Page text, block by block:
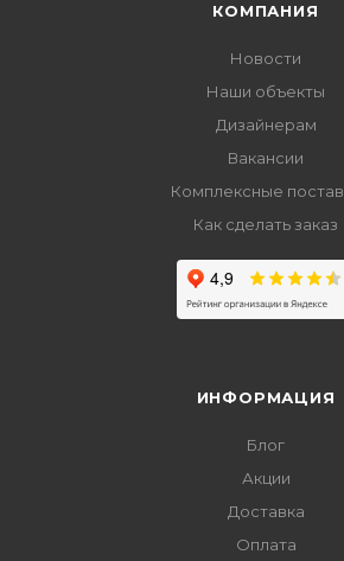
КОМПАНИЯ
Новости
Наши объекты
Дизайнерам
Вакансии
Комплексные
Как сделать заказ
ИНФОРМАЦИЯ
Блог
Акции
Доставка
Оплата